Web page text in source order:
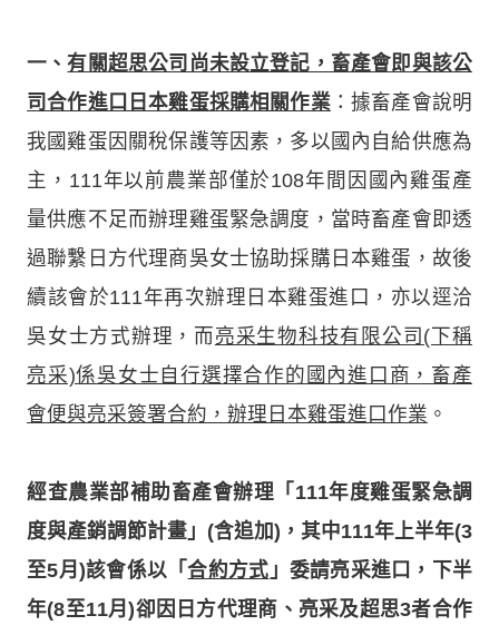
一、有關超思公司尚未設立登記，畜產會即與該公
司合作進口日本雞蛋採購相關作業：據畜產會說明
我國雞蛋因關稅保護等因素，多以國內自給供應為
主，111年以前農業部僅於108年間因國內雞蛋產
量供應不足而辦理雞蛋緊急調度，當時畜產會即透
過聯繫日方代理商吳女士協助採購日本雞蛋，故後
續該會於111年再次辦理日本雞蛋進口，亦以逕洽
吳女士方式辦理，而亮采生物科技有限公司(下稱
亮采)係吳女士自行選擇合作的國內進口商，畜產
會便與亮采簽署合約，辦理日本雞蛋進口作業 。
經查農業部補助畜產會辦理「111年度雞蛋緊急調
度與產銷調節計畫」(含追加)，其中111年上半年(3
至5月)該會係以「合約方式 」委請亮采進口，下半
年(8至11月)卻因日方代理商、亮采及超思3者合作